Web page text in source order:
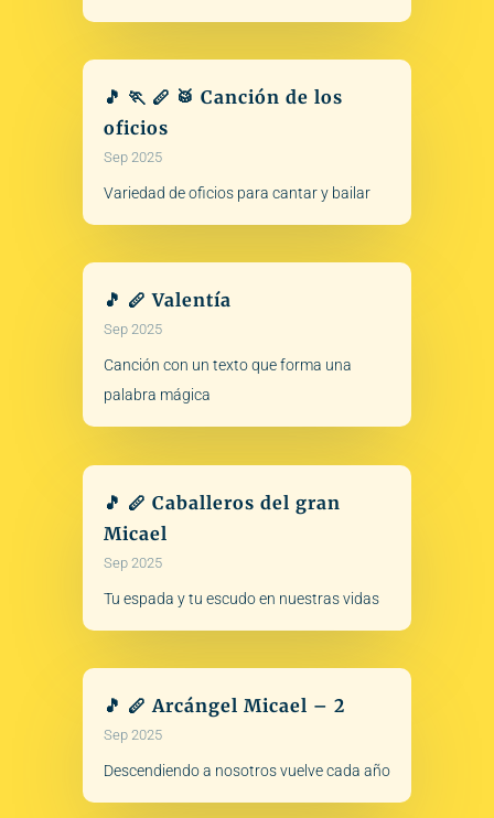
🎵 🏃 🪈 🥁 Canción de los
oficios
Sep 2025
Variedad de oficios para cantar y bailar
🎵 🪈 Valentía
Sep 2025
Canción con un texto que forma una
palabra mágica
🎵 🪈 Caballeros del gran
Micael
Sep 2025
Tu espada y tu escudo en nuestras vidas
🎵 🪈 Arcángel Micael – 2
Sep 2025
Descendiendo a nosotros vuelve cada año